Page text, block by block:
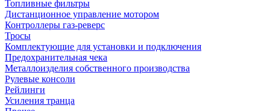
Топливные фильтры
Дистанционное управление мотором
Контроллеры газ-реверс
Тросы
Комплектующие для установки и подключения
Предохранительная чека
Металлоизделия собственного производства
Рулевые консоли
Рейлинги
Усиления транца